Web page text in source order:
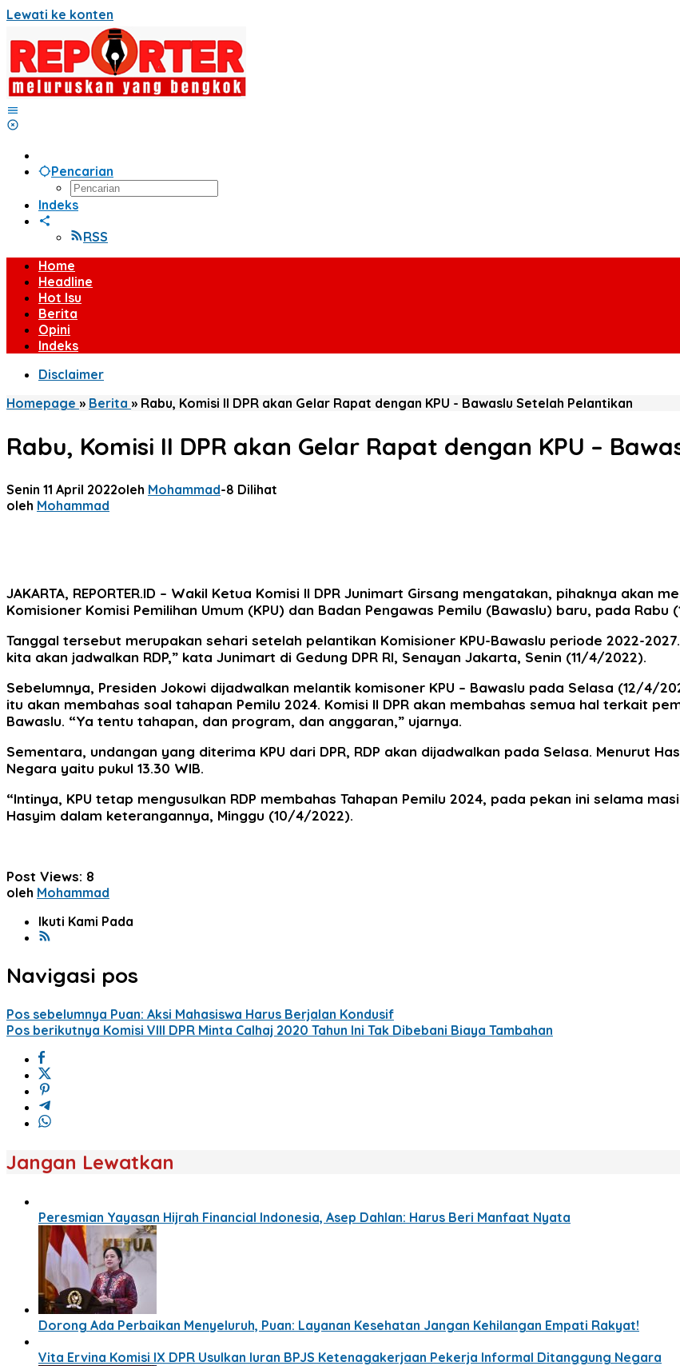
Lewati ke konten
Pencarian
Indeks
RSS
Home
Headline
Hot Isu
Berita
Opini
Indeks
Disclaimer
Homepage » Berita » Rabu, Komisi II DPR akan Gelar Rapat dengan KPU - Bawaslu Setelah Pelantikan
Rabu, Komisi II DPR akan Gelar Rapat dengan KPU –
Senin 11 April 2022oleh Mohammad-8 Dilihat
oleh Mohammad
JAKARTA, REPORTER.ID – Wakil Ketua Komisi II DPR Junimart Girsang mengatakan, pihaknya akan
Komisioner Komisi Pemilihan Umum (KPU) dan Badan Pengawas Pemilu (Bawaslu) baru, pada
Tanggal tersebut merupakan sehari setelah pelantikan Komisioner KPU-Bawaslu periode 2022-
kita akan jadwalkan RDP,” kata Junimart di Gedung DPR RI, Senayan Jakarta, Senin (11/4/2022).
Sebelumnya, Presiden Jokowi dijadwalkan melantik komisoner KPU – Bawaslu pada Selasa (12/4/
itu akan membahas soal tahapan Pemilu 2024. Komisi II DPR akan membahas semua hal terkait
Bawaslu. “Ya tentu tahapan, dan program, dan anggaran,” ujarnya.
Sementara, undangan yang diterima KPU dari DPR, RDP akan dijadwalkan pada Selasa. Menurut
Negara yaitu pukul 13.30 WIB.
“Intinya, KPU tetap mengusulkan RDP membahas Tahapan Pemilu 2024, pada pekan ini selama
Hasyim dalam keterangannya, Minggu (10/4/2022).
Post Views: 8
oleh Mohammad
Ikuti Kami Pada
Navigasi pos
Pos sebelumnya Puan: Aksi Mahasiswa Harus Berjalan Kondusif
Pos berikutnya Komisi VIII DPR Minta Calhaj 2020 Tahun Ini Tak Dibebani Biaya Tambahan
Jangan Lewatkan
Peresmian Yayasan Hijrah Financial Indonesia, Asep Dahlan: Harus Beri Manfaat Nyata
Dorong Ada Perbaikan Menyeluruh, Puan: Layanan Kesehatan Jangan Kehilangan Empati Rakyat!
Vita Ervina Komisi IX DPR Usulkan Iuran BPJS Ketenagakerjaan Pekerja Informal Ditanggung Negara